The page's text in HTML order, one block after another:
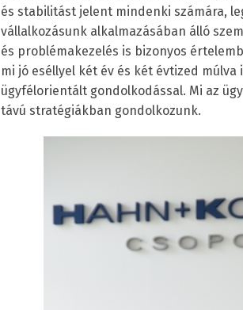
és stabilitást jelent mindenki számára,
vállalkozásunk alkalmazásában álló
és problémakezelés is bizonyos
mi jó eséllyel két év és két évtized
ügyfélorientált gondolkodással. Mi az
távú stratégiákban gondolkozunk.